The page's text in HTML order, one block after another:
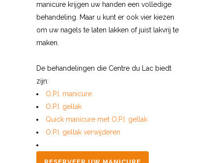
manicure krijgen uw handen een volledige
behandeling. Maar u kunt er ook vier kiezen
om uw nagels te laten lakken of juist lakvrij te
maken.
De behandelingen die Centre du Lac biedt
zijn:
O.P.I. manicure
O.P.I. gellak
Quick manicure met O.P.I. gellak
O.P.I. gellak verwijderen